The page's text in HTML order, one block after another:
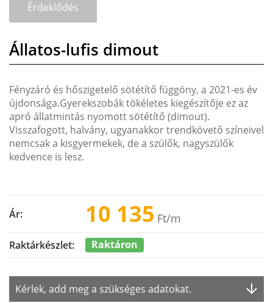
Érdeklődés
Állatos-lufis dimout
Fényzáró és hőszigetelő sötétítő függöny, a 2021-es év
újdonsága.Gyerekszobák tökéletes kiegészítője ez az
apró állatmintás nyomott sötétítő (dimout).
Visszafogott, halvány, ugyanakkor trendkövető színeivel
nemcsak a kisgyermekek, de a szülők, nagyszülők
kedvence is lesz.
Ár: 10 135 Ft/m
Raktárkészlet: Raktáron
Kérlek, add meg a szükséges adatokat.